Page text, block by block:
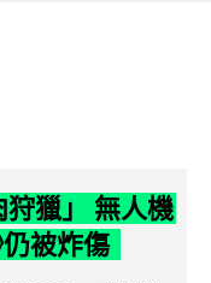
獵」 無人機
被炸傷